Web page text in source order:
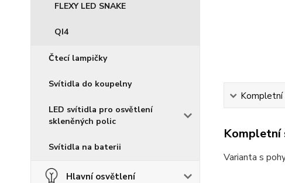
FLEXY LED SNAKE
QI4
Čtecí lampičky
Svítidla do koupelny
LED svítidla pro osvětlení
skleněných polic
Svítidla na baterii
Hlavní osvětlení
Kompletní
Kompletní
Varianta s